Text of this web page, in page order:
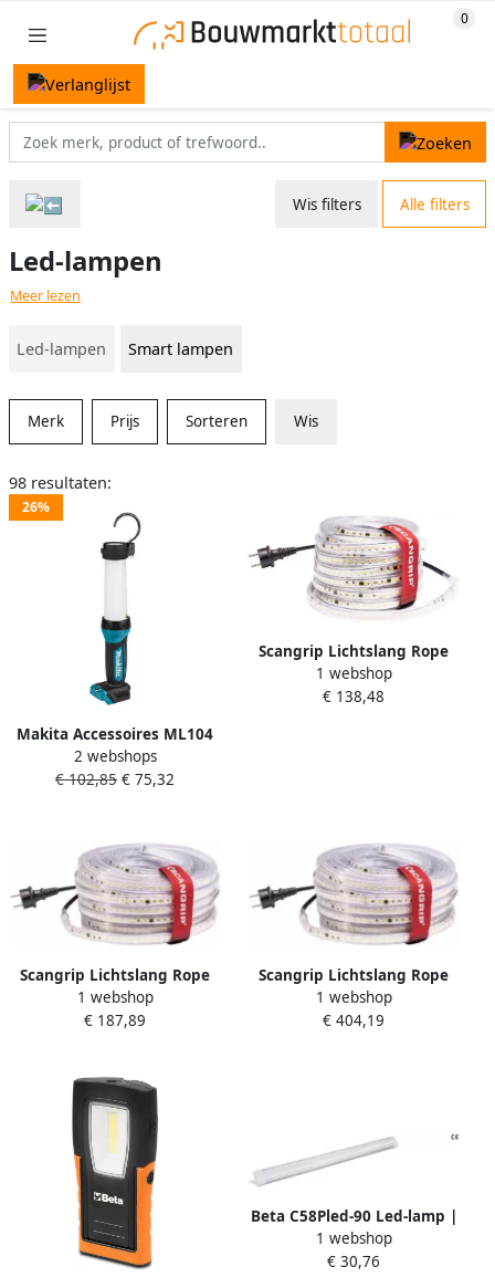
Wis filters Alle filters
Led-lampen
Meer lezen
Led-lampen Smart lampen
Merk Prijs Sorteren Wis
98 resultaten:
26%
Makita Accessoires ML104
LED lamp met 3
lichtstanden 10 8V | zonder
2 webshops
€ 102,85 € 75,32
Scangrip Lichtslang Rope
Light 15m | 15.000 lumen
03.5818
1 webshop
€ 138,48
Scangrip Lichtslang Rope
Light 25m | 25000lm
03.5819
1 webshop
€ 187,89
Scangrip Lichtslang Rope
Light 50m | 50000lm
03.5820
1 webshop
€ 404,19
Beta C58Pled-90 Led-lamp |
Voor C58Bc 058000861
1 webshop
€ 30,76